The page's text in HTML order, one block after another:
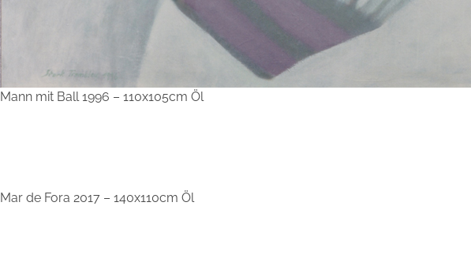
Mann mit Ball 1996 – 110x105cm Öl
Mar de Fora 2017 – 140x110cm Öl